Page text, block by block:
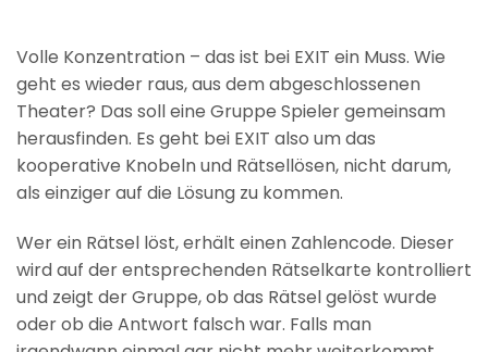
Volle Konzentration – das ist bei EXIT ein Muss. Wie
geht es wieder raus, aus dem abgeschlossenen
Theater? Das soll eine Gruppe Spieler gemeinsam
herausfinden. Es geht bei EXIT also um das
kooperative Knobeln und Rätsellösen, nicht darum,
als einziger auf die Lösung zu kommen.
Wer ein Rätsel löst, erhält einen Zahlencode. Dieser
wird auf der entsprechenden Rätselkarte kontrolliert
und zeigt der Gruppe, ob das Rätsel gelöst wurde
oder ob die Antwort falsch war. Falls man